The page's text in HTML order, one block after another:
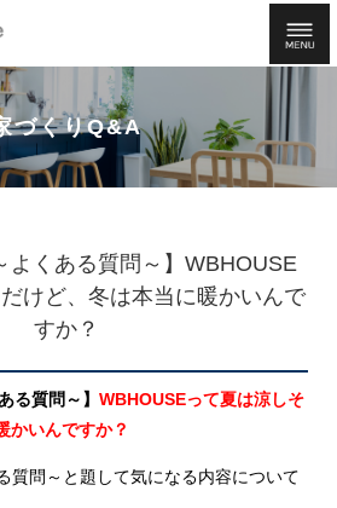
づくりQ&A
よくある質問～】WBHOUSE
けど、冬は本当に暖かいんで
すか？
る質問～】WBHOUSEって夏は涼しそ
かいんですか？
質問～と題して気になる内容について